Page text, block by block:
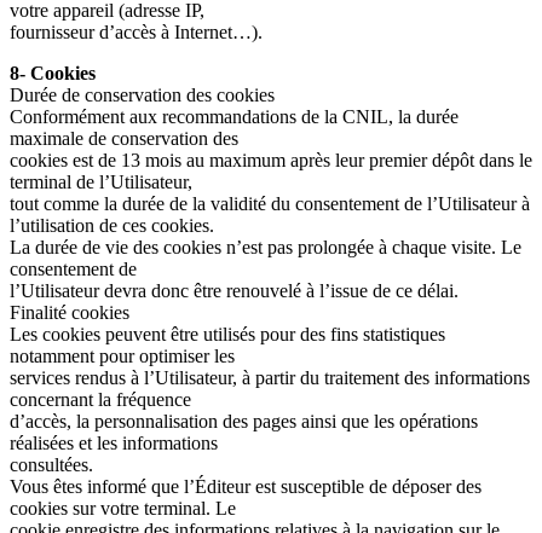
votre appareil (adresse IP,
fournisseur d’accès à Internet…).
8- Cookies
Durée de conservation des cookies
Conformément aux recommandations de la CNIL, la durée
maximale de conservation des
cookies est de 13 mois au maximum après leur premier dépôt dans le
terminal de l’Utilisateur,
tout comme la durée de la validité du consentement de l’Utilisateur à
l’utilisation de ces cookies.
La durée de vie des cookies n’est pas prolongée à chaque visite. Le
consentement de
l’Utilisateur devra donc être renouvelé à l’issue de ce délai.
Finalité cookies
Les cookies peuvent être utilisés pour des fins statistiques
notamment pour optimiser les
services rendus à l’Utilisateur, à partir du traitement des informations
concernant la fréquence
d’accès, la personnalisation des pages ainsi que les opérations
réalisées et les informations
consultées.
Vous êtes informé que l’Éditeur est susceptible de déposer des
cookies sur votre terminal. Le